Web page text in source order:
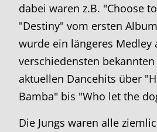
dabei waren z.B. "Choose
"Destiny" vom ersten
wurde ein längeres Medley
verschiedensten
aktuellen Dancehits über
Bamba" bis "Who let the
Die Jungs waren alle